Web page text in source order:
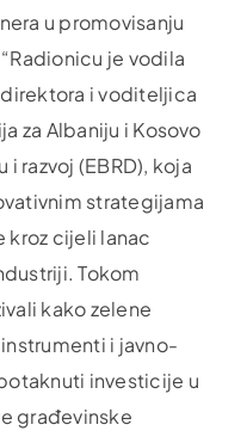
u promovisanju
je vodila
i voditeljica
za Albaniju i Kosovo
razvoj (EBRD), koja
strategijama
kroz cijeli lanac
Tokom
kako zelene
i javno-
investicije u
građevinske